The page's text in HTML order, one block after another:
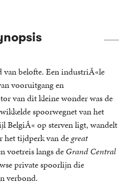
van belofte. Een industriÃ«le
vooruitgang en
van dit kleine wonder was de
spoorwegnet van het
BelgiÃ« op sterven ligt, wandelt
het tijdperk van degreat
voetreis langs de Grand Central
private spoorlijn die
verbond.